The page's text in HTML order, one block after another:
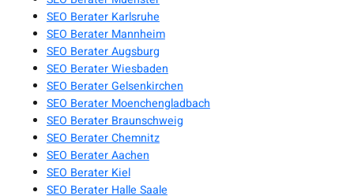
SEO Berater Karlsruhe
SEO Berater Mannheim
SEO Berater Augsburg
SEO Berater Wiesbaden
SEO Berater Gelsenkirchen
SEO Berater Moenchengladbach
SEO Berater Braunschweig
SEO Berater Chemnitz
SEO Berater Aachen
SEO Berater Kiel
SEO Berater Halle Saale